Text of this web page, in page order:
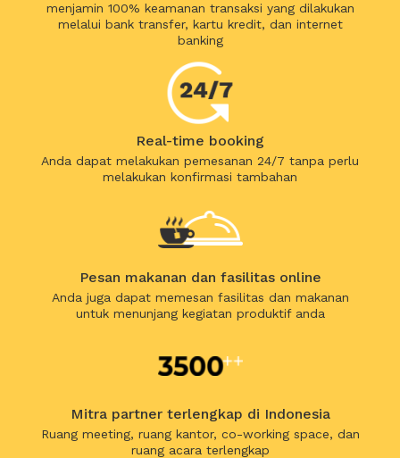
menjamin 100% keamanan transaksi yang dilakukan
melalui bank transfer, kartu kredit, dan internet
banking
Real-time booking
Anda dapat melakukan pemesanan 24/7 tanpa perlu
melakukan konfirmasi tambahan
Pesan makanan dan fasilitas online
Anda juga dapat memesan fasilitas dan makanan
untuk menunjang kegiatan produktif anda
Mitra partner terlengkap di Indonesia
Ruang meeting, ruang kantor, co-working space, dan
ruang acara terlengkap